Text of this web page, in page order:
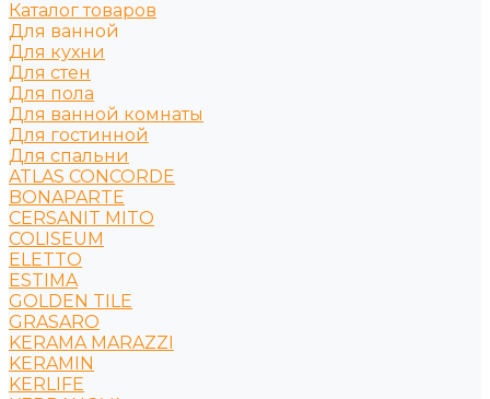
Каталог товаров
Для ванной
Для кухни
Для стен
Для пола
Для ванной комнаты
Для гостинной
Для спальни
ATLAS CONCORDE
BONAPARTE
CERSANIT MITO
COLISEUM
ELETTO
ESTIMA
GOLDEN TILE
GRASARO
KERAMA MARAZZI
KERAMIN
KERLIFE